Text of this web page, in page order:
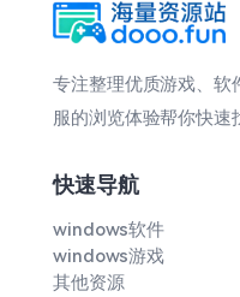
专注整理优质游戏、软
服的浏览体验帮你快速
快速导航
windows软件
windows游戏
其他资源